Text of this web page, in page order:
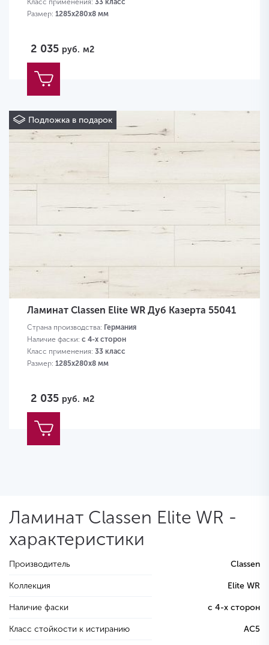
Класс применения: 33 класс
Размер: 1285х280х8 мм
2 035 руб. м2
Подложка в подарок
Ламинат Classen Elite WR Дуб Казерта 55041
Страна производства: Германия
Наличие фаски: с 4-х сторон
Класс применения: 33 класс
Размер: 1285х280х8 мм
2 035 руб. м2
Ламинат Classen Elite WR -
характеристики
Производитель Classen
Коллекция Elite WR
Наличие фаски с 4-х сторон
Класс стойкости к истиранию AC5